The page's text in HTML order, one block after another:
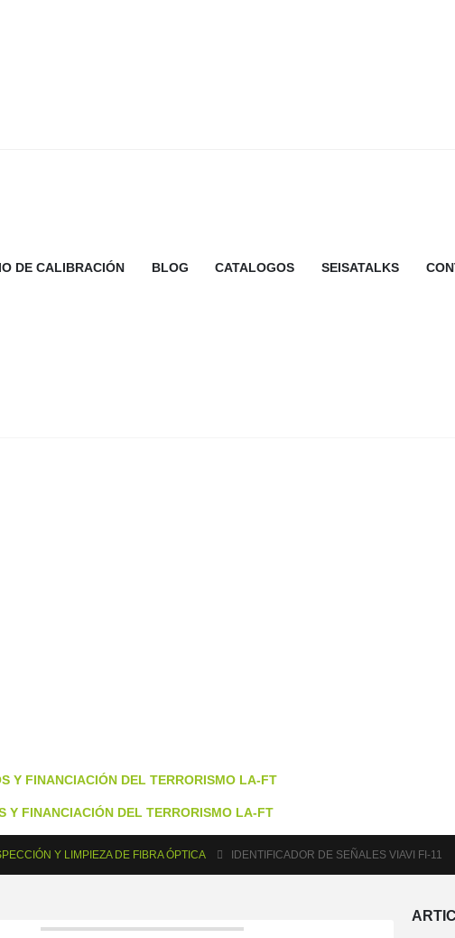
DE CALIBRACIÓN BLOG CATALOGOS SEISATALKS
Y FINANCIACIÓN DEL TERRORISMO LA-FT
Y FINANCIACIÓN DEL TERRORISMO LA-FT
Y LIMPIEZA DE FIBRA ÓPTICA IDENTIFICADOR DE SEÑALES VIAVI FI-11